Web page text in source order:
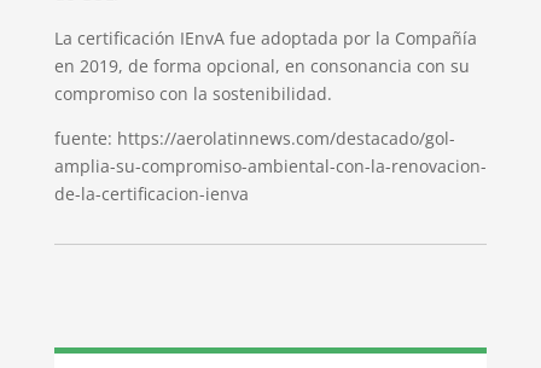
La certificación IEnvA fue adoptada por la Compañía
en 2019, de forma opcional, en consonancia con su
compromiso con la sostenibilidad.
fuente: https://aerolatinnews.com/destacado/gol-
amplia-su-compromiso-ambiental-con-la-renovacion-
de-la-certificacion-ienva